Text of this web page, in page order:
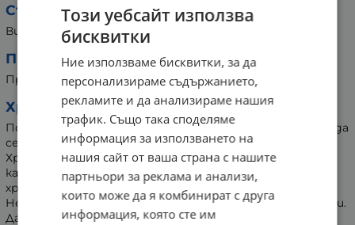
Съставки:
Витамин D (Холекалциферол).
Препоръчителен прием:
Приемайте по 1 капка дневно.
Хранителна добавка с Витамин D:
Посочената препоръчителна дневна доза не трябва да
се превишава.
Хранителните добавки не трябва да се използват
като заместител на балансираното и разнообразно
хранене.
Не се препоръчва за деца, юноши, бременни и кърмачки.
Да се пази от малки деца.
Този уебсайт използва
бисквитки
Ние използваме бисквитки, за да
персонализираме съдържанието,
рекламите и да анализираме нашия
трафик. Също така споделяме
информация за използването на
нашия сайт от ваша страна с нашите
партньори за реклама и анализи,
които може да я комбинират с друга
информация, която сте им